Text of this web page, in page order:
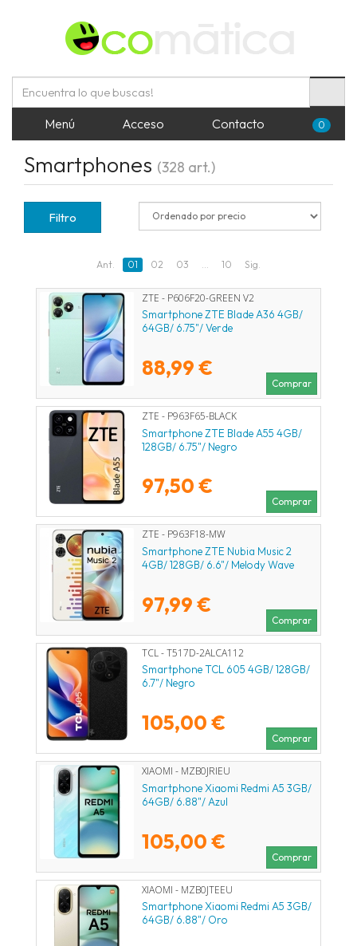
Menú Acceso Contacto 0
Smartphones (328 art.)
Filtro
Ant. 01 02 03 10 Sig.
ZTE - P606F20-GREEN V2
Smartphone ZTE Blade A36 4GB/
64GB/ 6.75"/ Verde
88,99 €
Comprar
ZTE - P963F65-BLACK
Smartphone ZTE Blade A55 4GB/
128GB/ 6.75"/ Negro
97,50 €
Comprar
ZTE - P963F18-MW
Smartphone ZTE Nubia Music 2
4GB/ 128GB/ 6.6"/ Melody Wave
97,99 €
Comprar
TCL - T517D-2ALCA112
Smartphone TCL 605 4GB/ 128GB/
6.7"/ Negro
105,00 €
Comprar
XIAOMI - MZB0JRIEU
Smartphone Xiaomi Redmi A5 3GB/
64GB/ 6.88"/ Azul
105,00 €
Comprar
XIAOMI - MZB0JTEEU
Smartphone Xiaomi Redmi A5 3GB/
64GB/ 6.88"/ Oro